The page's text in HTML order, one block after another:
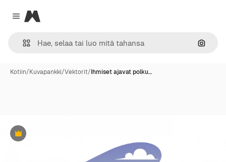
Close menu
Magnific
Hae
Kotiin/Kuvapankki/Vektorit/Ihmiset ajavat polku…
Premium